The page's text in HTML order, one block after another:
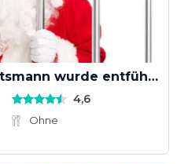
Hilfe, der Weihnachtsmann wurde entführt!
4,6
Ohne